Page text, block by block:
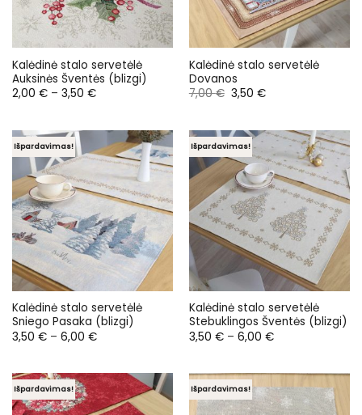
Kalėdinė stalo servetėlė
Auksinės Šventės (blizgi)
2,00 € – 3,50 €Price
3,50 €
Kalėdinė stalo servetėlė
Dovanos
7,00€ Original
price
3,50 €Current
Išpardavimas!
Kalėdinė stalo servetėlė
Sniego Pasaka (blizgi)
3,50 € – 6,00 €Price
6,00 €
Išpardavimas!
Kalėdinė stalo servetėlė
Stebuklingos Šventės (blizgi)
3,50 € – 6,00 €Price
6,00 €
Išpardavimas! Išpardavimas!